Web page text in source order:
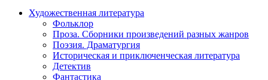
Художественная литература
Фольклор
Проза. Сборники произведений разных жанров
Поэзия. Драматургия
Историческая и приключенческая литература
Детектив
Фантастика